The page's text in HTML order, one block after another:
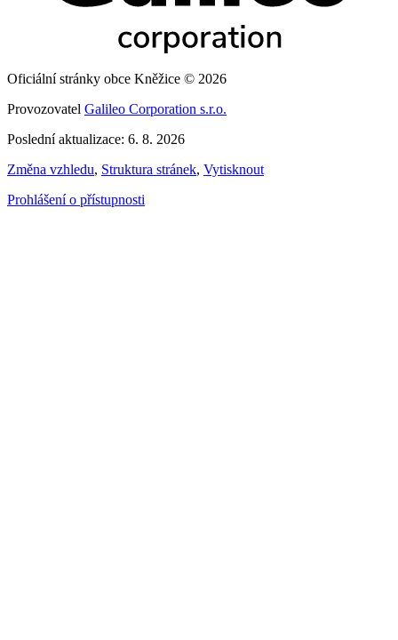
Oficiální stránky obce Kněžice © 2026
Provozovatel Galileo Corporation s.r.o.
Poslední aktualizace: 6. 8. 2026
Změna vzhledu, Struktura stránek, Vytisknout
Prohlášení o přístupnosti